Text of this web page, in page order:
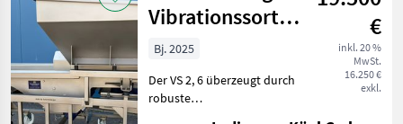
Vibrationssortiertisch
VS 2,6
€
inkl. 20 %
MwSt.
16.250 €
exkl.
Bj. 2025
Der VS 2, 6 überzeugt durch
robuste